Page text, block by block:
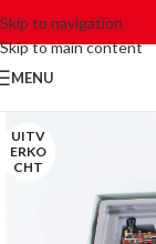
Skip to navigation
Skip to main content
MENU
UITV
ERKO
CHT